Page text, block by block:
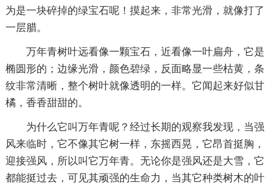
为是一块碎掉的绿宝石呢！摸起来，非常光滑，就像打了
一层腊。
万年青树叶远看像一颗宝石，近看像一叶扁舟，它是
椭圆形的；边缘光滑，颜色碧绿，反面略显一些枯黄，条
纹非常清晰，整个树叶就像透明的一样。它闻起来好似甘
橘，香香甜甜的。
为什么它叫万年青呢？经过长期的观察我发现，当强
风来临时，它不像其它树一样，东摇西晃，它昂首挺胸，
迎接强风，所以叫它万年青。无论你是强风还是大雪，它
都能挺过去，可见其顽强的生命力，当其它种类树木的叶